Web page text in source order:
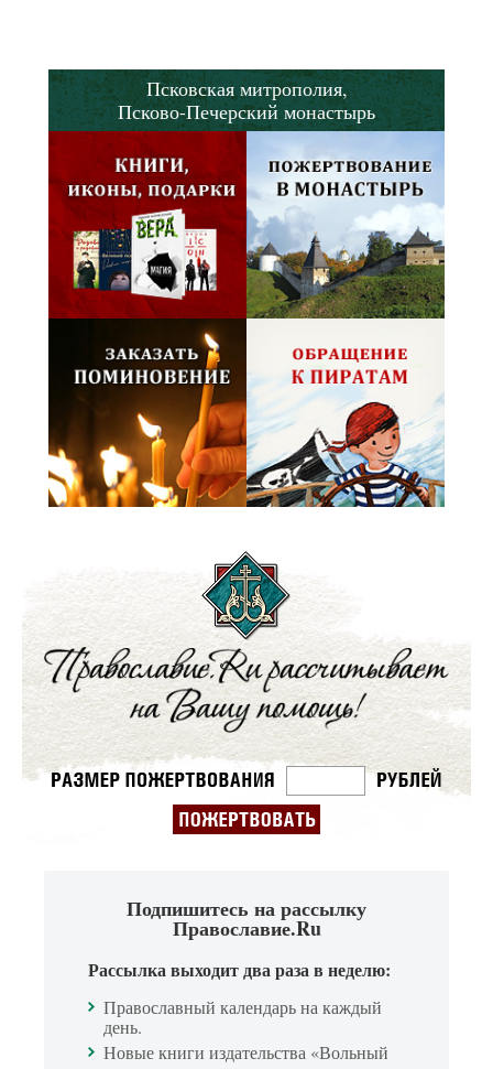
Псковская митрополия,
Псково-Печерский монастырь
Подпишитесь на рассылку
Православие.Ru
Рассылка выходит два раза в неделю:
Православный календарь на каждый
день.
Новые книги издательства «Вольный